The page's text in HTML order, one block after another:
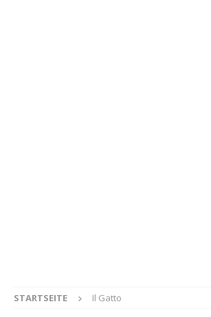
STARTSEITE Il Gatto